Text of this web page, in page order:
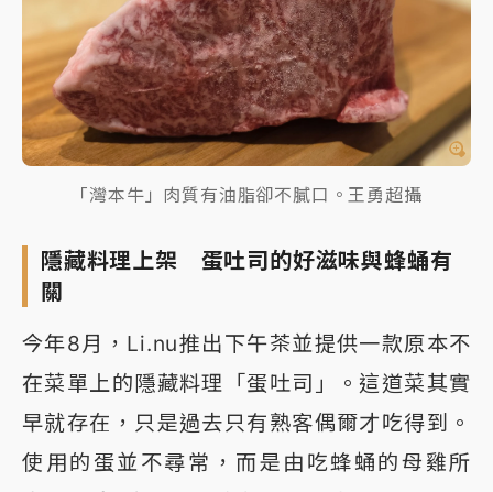
「灣本牛」肉質有油脂卻不膩口。王勇超攝
隱藏料理上架 蛋吐司的好滋味與蜂蛹有
關
今年8月，Li.nu推出下午茶並提供一款原本不
在菜單上的隱藏料理「蛋吐司」。這道菜其實
早就存在，只是過去只有熟客偶爾才吃得到。
使用的蛋並不尋常，而是由吃蜂蛹的母雞所